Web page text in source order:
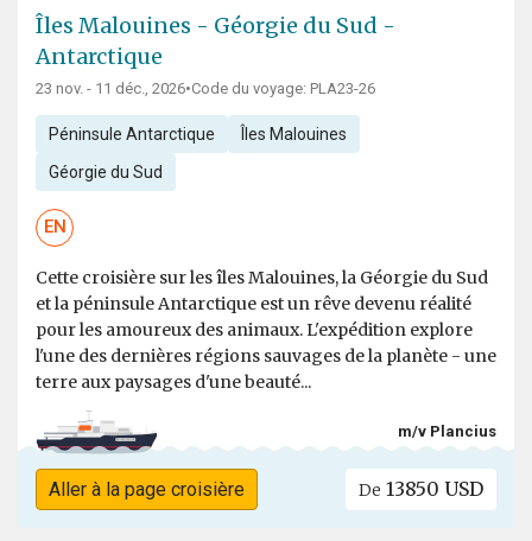
Îles Malouines - Géorgie du Sud -
Antarctique
23 nov. - 11 déc., 2026•Code du voyage: PLA23-26
Péninsule Antarctique Îles Malouines
Géorgie du Sud
EN
Cette croisière sur les îles Malouines, la Géorgie du Sud
et la péninsule Antarctique est un rêve devenu réalité
pour les amoureux des animaux. L'expédition explore
l'une des dernières régions sauvages de la planète - une
terre aux paysages d'une beauté...
m/v Plancius
Aller à la page croisière De 13850 USD